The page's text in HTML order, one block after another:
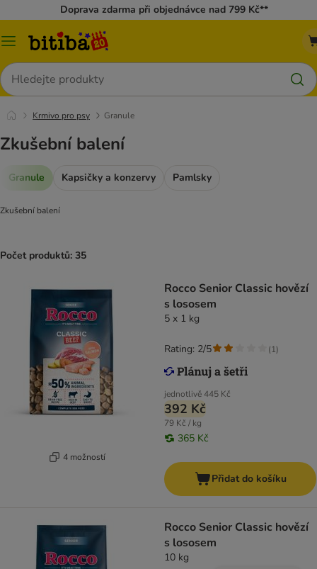
Doprava zdarma při objednávce nad 799 Kč**
Kategorie
Hledat
Krmivo pro psy Granule
Zkušební balení
Granule Kapsičky a konzervy Pamlsky
Zkušební balení
Počet produktů: 35
4 možností
Rocco Senior Classic hovězí
s lososem
5 x 1 kg
jednotlivě445 Kč
392 Kč
79 Kč / kg
365 Kč
Rating: 2/5 (1)
Přidat do košíku
Rocco Senior Classic hovězí
s lososem
10 kg